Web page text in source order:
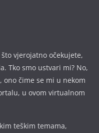
vjerojatno očekujete,
Tko smo ustvari mi? No,
ono čime se mi u nekom
u ovom virtualnom
teškim temama,